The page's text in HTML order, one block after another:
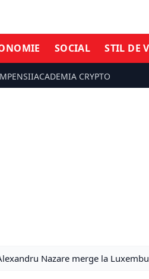
SOCIAL STIL DE
PENSIIACADEMIA CRYPTO
Nazare merge la